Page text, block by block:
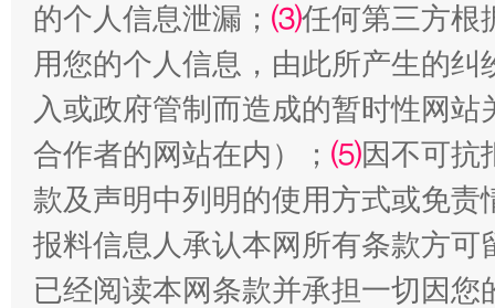
全民健身五年计划来了！等你上场
的个人信息泄漏； ⑶任何第三方根
用您的个人信息，由此所产生的纠
入或政府管制而造成的暂时性网
合作者的网站在内）； ⑸因不可抗
款及声明中列明的使用方式或免责
报料信息人承认本网所有条款方
已经阅读本网条款并承担一切因